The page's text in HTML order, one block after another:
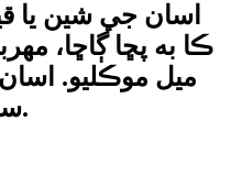
اسان جي شين يا
ڪا به پڇا ڳاڇا،
سان رابطي ۾ هونداسين.